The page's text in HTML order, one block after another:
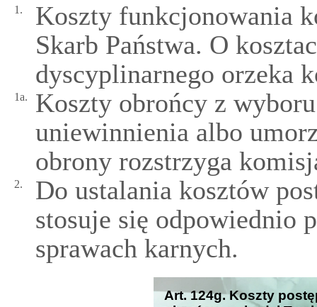
1.
Koszty funkcjonowania
Skarb Państwa. O
dyscyplinarnego orzeka
1a.
Koszty obrońcy z
uniewinnienia albo
obrony rozstrzyga
2.
Do ustalania kosztów
stosuje się odpowiednio
sprawach karnych.
Art. 124g. Koszty